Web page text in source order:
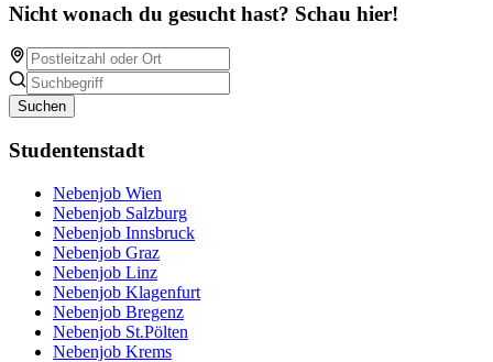
Nicht wonach du gesucht hast? Schau hier!
Suchen
Studentenstadt
Nebenjob Wien
Nebenjob Salzburg
Nebenjob Innsbruck
Nebenjob Graz
Nebenjob Linz
Nebenjob Klagenfurt
Nebenjob Bregenz
Nebenjob St.Pölten
Nebenjob Krems